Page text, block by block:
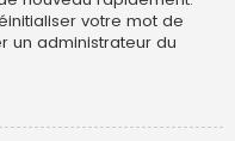
votre mot de
un administrateur du